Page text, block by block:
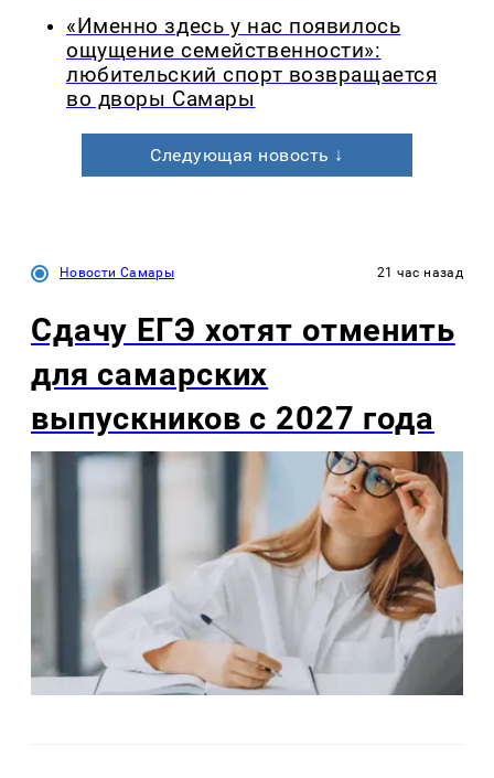
«Именно здесь у нас появилось
ощущение семейственности»:
любительский спорт возвращается
во дворы Самары
Следующая новость ↓
Новости Самары 21 час назад
Сдачу ЕГЭ хотят отменить
для самарских
выпускников с 2027 года